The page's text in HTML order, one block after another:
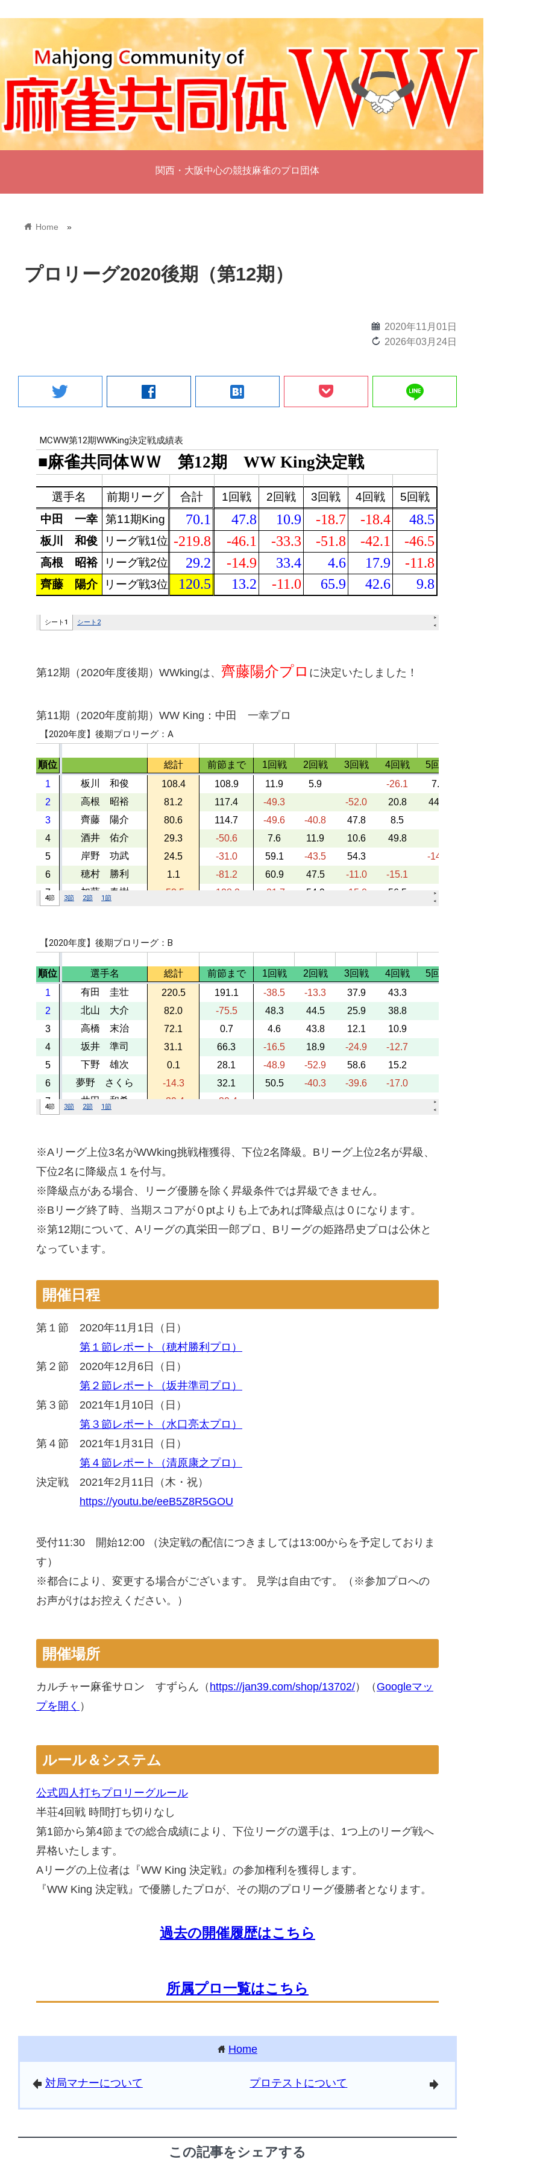
関西・大阪中心の競技麻雀のプロ団体
home Home »
プロリーグ2020後期（第12期）
calendar 2020年11月01日
reload 2026年03月24日
twitter facebook hatenabookmark line
第12期（2020年度後期）WWkingは、 齊藤陽介プロ に決定いたしました！
第11期（2020年度前期）WW King：中田 一幸プロ
※Aリーグ上位3名がWWking挑戦権獲得、下位2名降級。Bリーグ上位2名が昇級、
下位2名に降級点１を付与。
※降級点がある場合、リーグ優勝を除く昇級条件では昇級できません。
※Bリーグ終了時、当期スコアが０ptよりも上であれば降級点は０になります。
※第12期について、Aリーグの真栄田一郎プロ、Bリーグの姫路昂史プロは公休と
なっています。
開催日程
第１節 2020年11月1日（日）
第１節レポート（穂村勝利プロ）
第２節 2020年12月6日（日）
第２節レポート（坂井準司プロ）
第３節 2021年1月10日（日）
第３節レポート（水口亮太プロ）
第４節 2021年1月31日（日）
第４節レポート（清原康之プロ）
決定戦 2021年2月11日（木・祝）
https://youtu.be/eeB5Z8R5GOU
受付11:30 開始12:00 （決定戦の配信につきましては13:00からを予定しておりま
す）
※都合により、変更する場合がございます。 見学は自由です。（※参加プロへの
お声がけはお控えください。）
開催場所
カルチャー麻雀サロン すずらん（ https://jan39.com/shop/13702/）（ Googleマッ
プを開く ）
ルール＆システム
公式四人打ちプロリーグルール
半荘4回戦 時間打ち切りなし
第1節から第4節までの総合成績により、下位リーグの選手は、1つ上のリーグ戦へ
昇格いたします。
Aリーグの上位者は『WW King 決定戦』の参加権利を獲得します。
『WW King 決定戦』で優勝したプロが、その期のプロリーグ優勝者となります。
過去の開催履歴はこちら
所属プロ一覧はこちら
home Home
arrowleft 対局マナーについて arrowright
プロテストについて
この記事をシェアする